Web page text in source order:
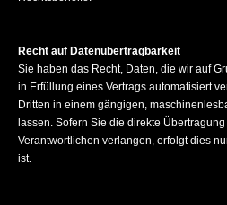
Recht auf Datenübertragbarkeit
Sie haben das Recht, Daten, die wir auf
in Erfüllung eines Vertrags automatisiert
Dritten in einem gängigen,
lassen. Sofern Sie die direkte
Verantwortlichen verlangen, erfolgt dies
ist.